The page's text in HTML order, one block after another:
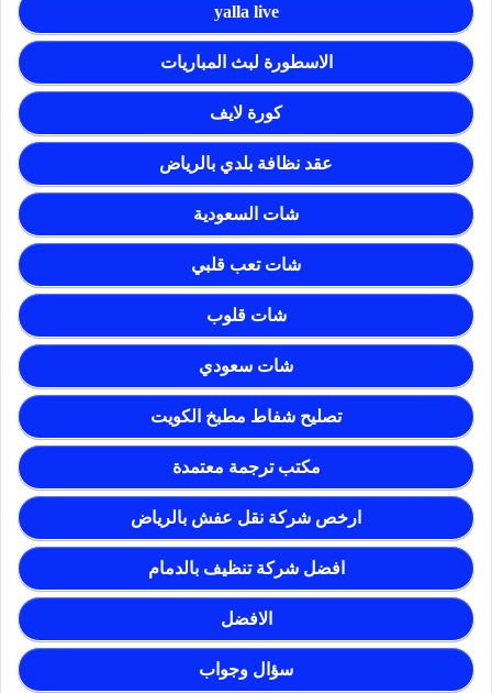
yalla live
الاسطورة لبث المباريات
كورة لايف
عقد نظافة بلدي بالرياض
شات السعودية
شات تعب قلبي
شات قلوب
شات سعودي
تصليح شفاط مطبخ الكويت
مكتب ترجمة معتمدة
ارخص شركة نقل عفش بالرياض
افضل شركة تنظيف بالدمام
الافضل
سؤال وجواب